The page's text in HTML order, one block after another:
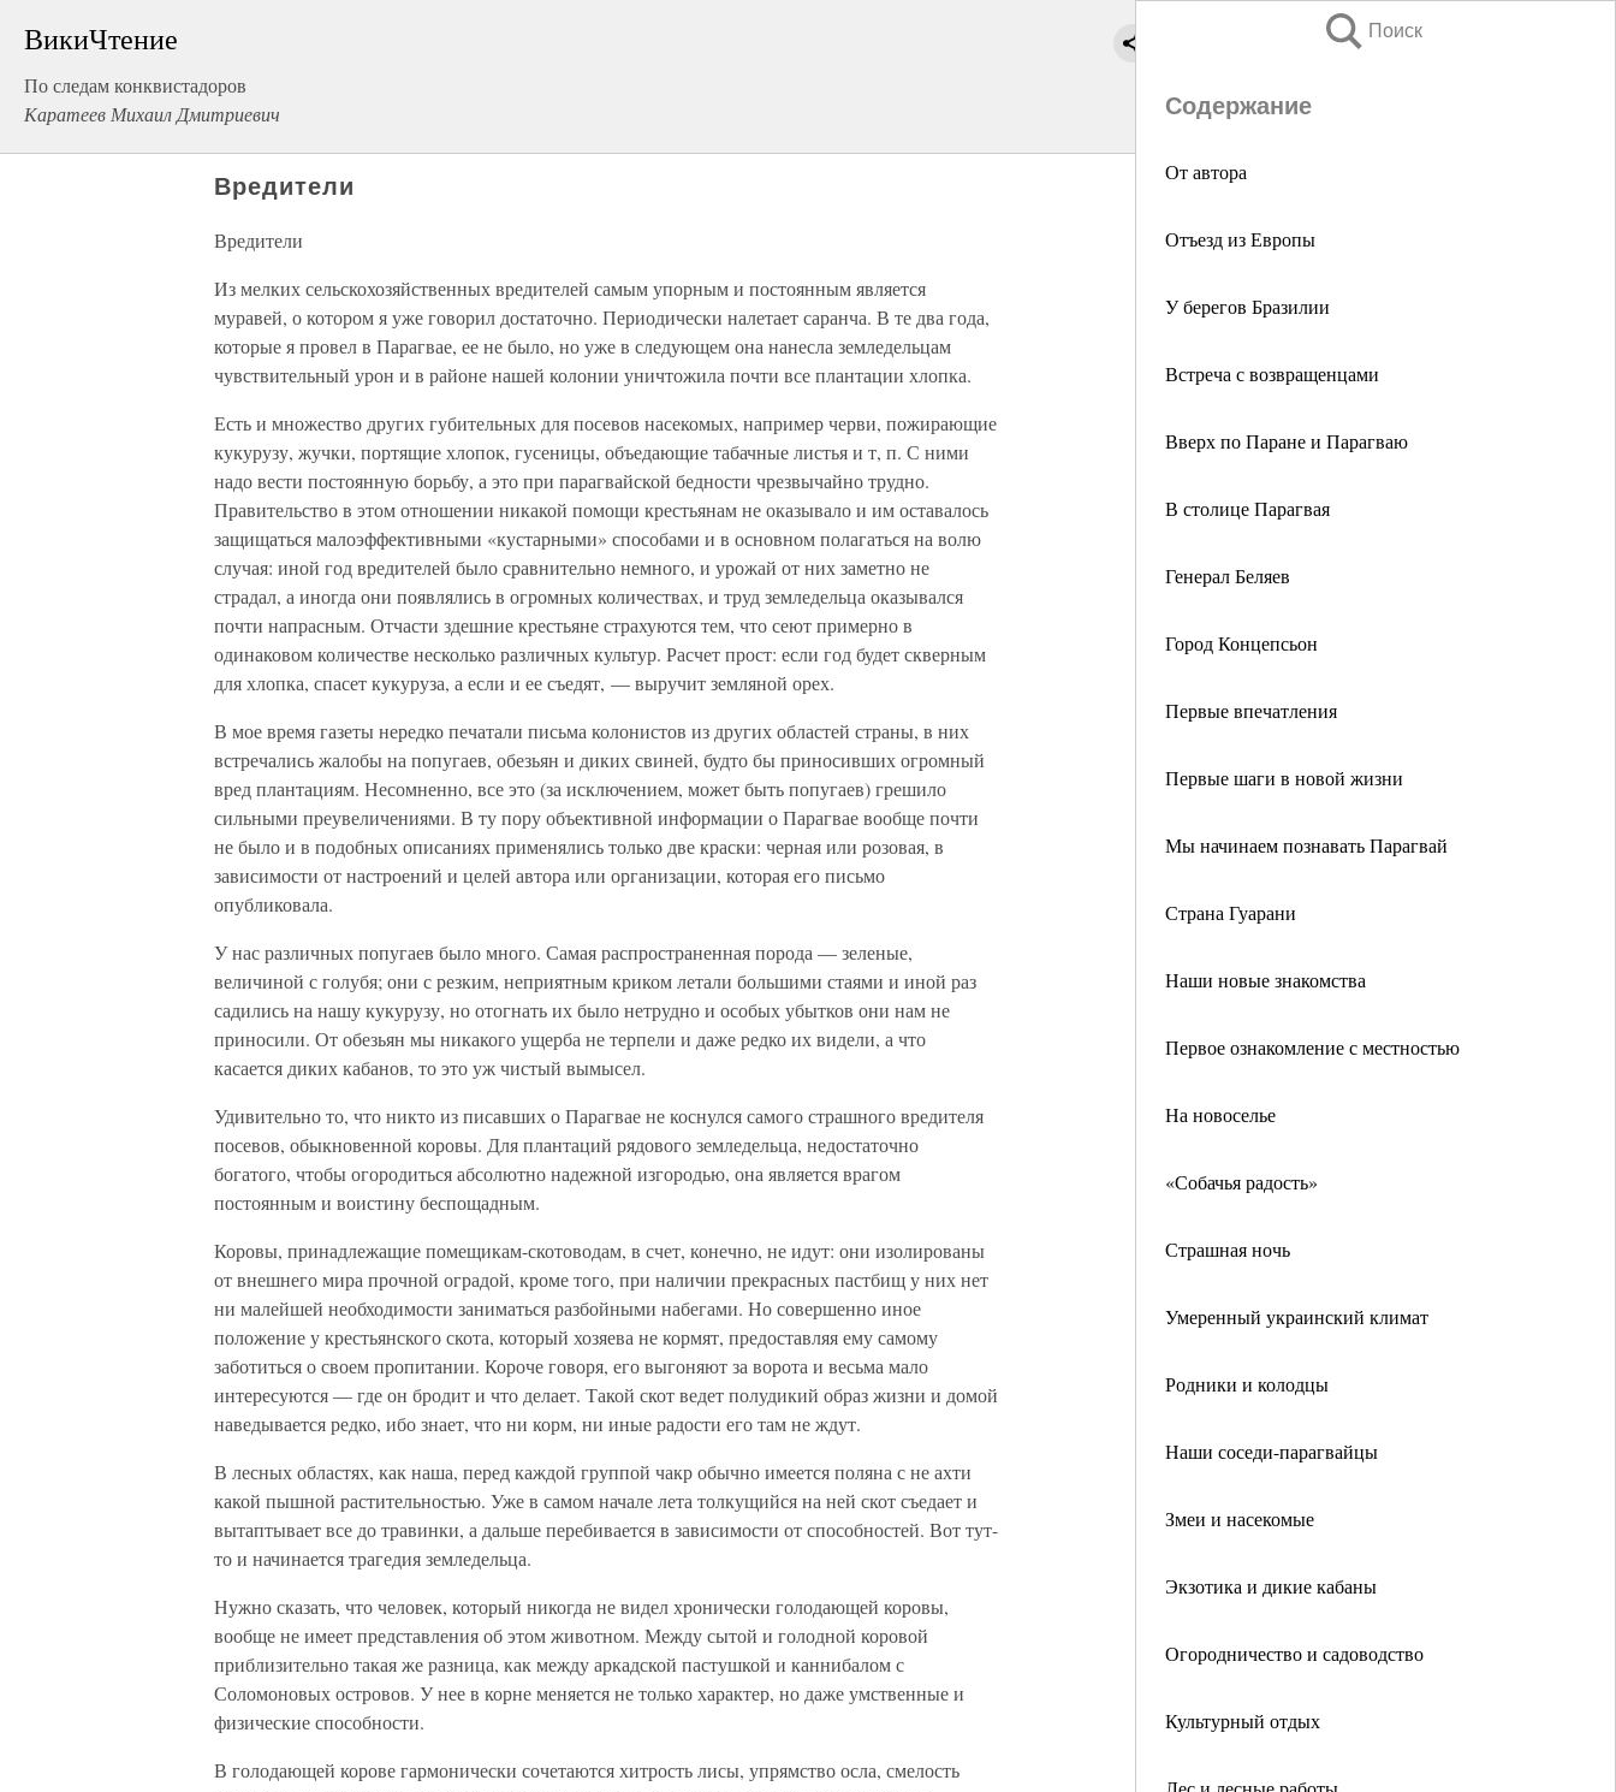
ВикиЧтение
По следам конквистадоров
Каратеев Михаил Дмитриевич
Поиск
Содержание
От автора
Отъезд из Европы
У берегов Бразилии
Встреча с возвращенцами
Вверх по Паране и Парагваю
В столице Парагвая
Генерал Беляев
Город Концепсьон
Первые впечатления
Первые шаги в новой жизни
Мы начинаем познавать Парагвай
Страна Гуарани
Наши новые знакомства
Первое ознакомление с местностью
На новоселье
«Собачья радость»
Страшная ночь
Умеренный украинский климат
Родники и колодцы
Наши соседи-парагвайцы
Змеи и насекомые
Экзотика и дикие кабаны
Огородничество и садоводство
Культурный отдых
Вредители
Вредители
Из мелких сельскохозяйственных вредителей самым упорным и постоянным является
муравей, о котором я уже говорил достаточно. Периодически налетает саранча. В те два года,
которые я провел в Парагвае, ее не было, но уже в следующем она нанесла земледельцам
чувствительный урон и в районе нашей колонии уничтожила почти все плантации хлопка.
Есть и множество других губительных для посевов насекомых, например черви, пожирающие
кукурузу, жучки, портящие хлопок, гусеницы, объедающие табачные листья и т, п. С ними
надо вести постоянную борьбу, а это при парагвайской бедности чрезвычайно трудно.
Правительство в этом отношении никакой помощи крестьянам не оказывало и им оставалось
защищаться малоэффективными «кустарными» способами и в основном полагаться на волю
случая: иной год вредителей было сравнительно немного, и урожай от них заметно не
страдал, а иногда они появлялись в огромных количествах, и труд земледельца оказывался
почти напрасным. Отчасти здешние крестьяне страхуются тем, что сеют примерно в
одинаковом количестве несколько различных культур. Расчет прост: если год будет скверным
для хлопка, спасет кукуруза, а если и ее съедят, — выручит земляной орех.
В мое время газеты нередко печатали письма колонистов из других областей страны, в них
встречались жалобы на попугаев, обезьян и диких свиней, будто бы приносивших огромный
вред плантациям. Несомненно, все это (за исключением, может быть попугаев) грешило
сильными преувеличениями. В ту пору объективной информации о Парагвае вообще почти
не было и в подобных описаниях применялись только две краски: черная или розовая, в
зависимости от настроений и целей автора или организации, которая его письмо
опубликовала.
У нас различных попугаев было много. Самая распространенная порода — зеленые,
величиной с голубя; они с резким, неприятным криком летали большими стаями и иной раз
садились на нашу кукурузу, но отогнать их было нетрудно и особых убытков они нам не
приносили. От обезьян мы никакого ущерба не терпели и даже редко их видели, а что
касается диких кабанов, то это уж чистый вымысел.
Удивительно то, что никто из писавших о Парагвае не коснулся самого страшного вредителя
посевов, обыкновенной коровы. Для плантаций рядового земледельца, недостаточно
богатого, чтобы огородиться абсолютно надежной изгородью, она является врагом
постоянным и воистину беспощадным.
Коровы, принадлежащие помещикам-скотоводам, в счет, конечно, не идут: они изолированы
от внешнего мира прочной оградой, кроме того, при наличии прекрасных пастбищ у них нет
ни малейшей необходимости заниматься разбойными набегами. Но совершенно иное
положение у крестьянского скота, который хозяева не кормят, предоставляя ему самому
заботиться о своем пропитании. Короче говоря, его выгоняют за ворота и весьма мало
интересуются — где он бродит и что делает. Такой скот ведет полудикий образ жизни и домой
наведывается редко, ибо знает, что ни корм, ни иные радости его там не ждут.
В лесных областях, как наша, перед каждой группой чакр обычно имеется поляна с не ахти
какой пышной растительностью. Уже в самом начале лета толкущийся на ней скот съедает и
вытаптывает все до травинки, а дальше перебивается в зависимости от способностей. Вот тут-
то и начинается трагедия земледельца.
Нужно сказать, что человек, который никогда не видел хронически голодающей коровы,
вообще не имеет представления об этом животном. Между сытой и голодной коровой
приблизительно такая же разница, как между аркадской пастушкой и каннибалом с
Соломоновых островов. У нее в корне меняется не только характер, но даже умственные и
физические способности.
В голодающей корове гармонически сочетаются хитрость лисы, упрямство осла, смелость